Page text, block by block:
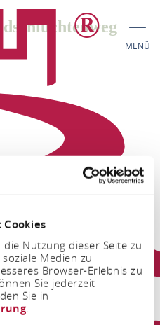
Cookies
Nutzung dieser Seite zu
Medien zu
Browser-Erlebnis zu
Sie jederzeit
Sie in
.
MENÜ
INSTAGRAM